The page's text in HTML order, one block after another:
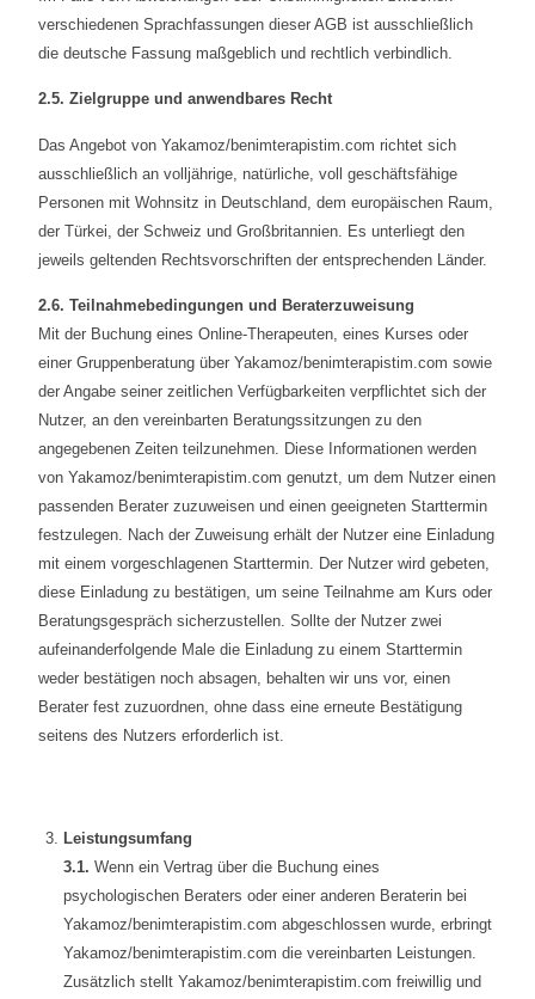
verschiedenen Sprachfassungen dieser AGB ist ausschließlich
die deutsche Fassung maßgeblich und rechtlich verbindlich.
2.5. Zielgruppe und anwendbares Recht
Das Angebot von Yakamoz/benimterapistim.com richtet sich
ausschließlich an volljährige, natürliche, voll geschäftsfähige
Personen mit Wohnsitz in Deutschland, dem europäischen Raum,
der Türkei, der Schweiz und Großbritannien. Es unterliegt den
jeweils geltenden Rechtsvorschriften der entsprechenden Länder.
2.6. Teilnahmebedingungen und Beraterzuweisung
Mit der Buchung eines Online-Therapeuten, eines Kurses oder
einer Gruppenberatung über Yakamoz/benimterapistim.com sowie
der Angabe seiner zeitlichen Verfügbarkeiten verpflichtet sich der
Nutzer, an den vereinbarten Beratungssitzungen zu den
angegebenen Zeiten teilzunehmen. Diese Informationen werden
von Yakamoz/benimterapistim.com genutzt, um dem Nutzer einen
passenden Berater zuzuweisen und einen geeigneten Starttermin
festzulegen. Nach der Zuweisung erhält der Nutzer eine Einladung
mit einem vorgeschlagenen Starttermin. Der Nutzer wird gebeten,
diese Einladung zu bestätigen, um seine Teilnahme am Kurs oder
Beratungsgespräch sicherzustellen. Sollte der Nutzer zwei
aufeinanderfolgende Male die Einladung zu einem Starttermin
weder bestätigen noch absagen, behalten wir uns vor, einen
Berater fest zuzuordnen, ohne dass eine erneute Bestätigung
seitens des Nutzers erforderlich ist.
Leistungsumfang
3.1. Wenn ein Vertrag über die Buchung eines
psychologischen Beraters oder einer anderen Beraterin bei
Yakamoz/benimterapistim.com abgeschlossen wurde, erbringt
Yakamoz/benimterapistim.com die vereinbarten Leistungen.
Zusätzlich stellt Yakamoz/benimterapistim.com freiwillig und